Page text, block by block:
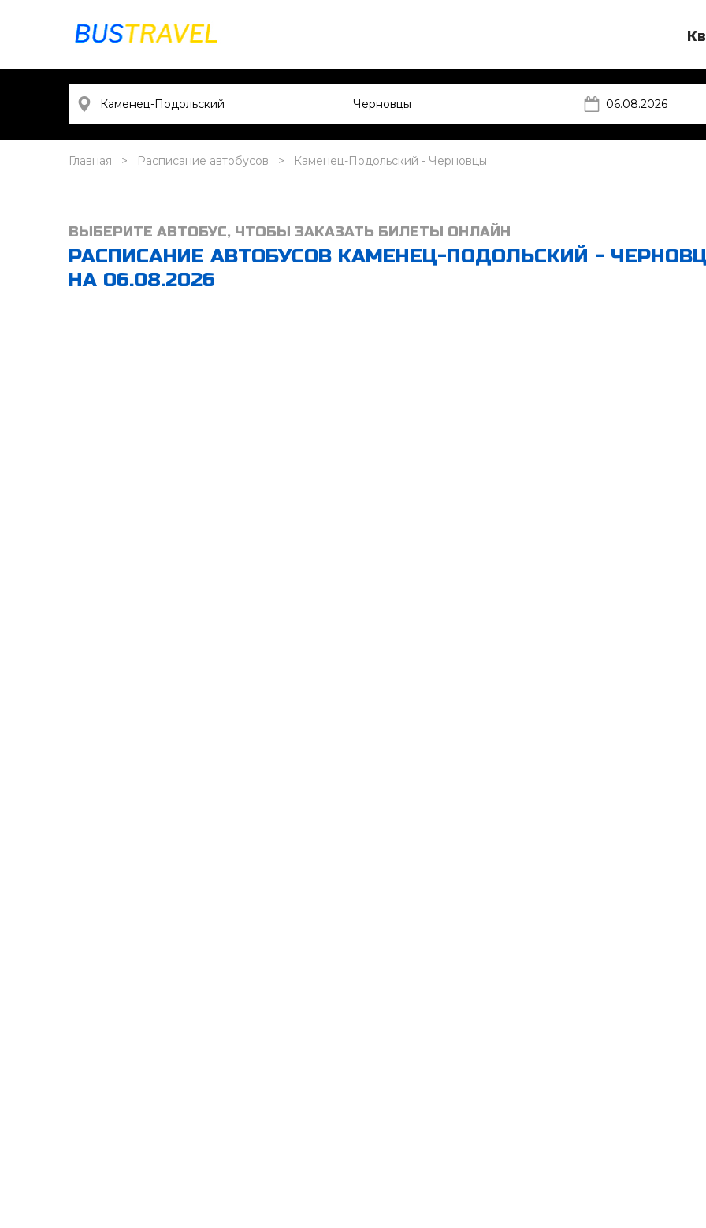
Главная Расписание автобусов Каменец-Подольский - Черновцы
ВЫБЕРИТЕ АВТОБУС, ЧТОБЫ ЗАКАЗАТЬ БИЛЕТЫ ОНЛАЙН
РАСПИСАНИЕ АВТОБУСОВ КАМЕНЕЦ-ПОДОЛЬСКИЙ -
НА 06.08.2026